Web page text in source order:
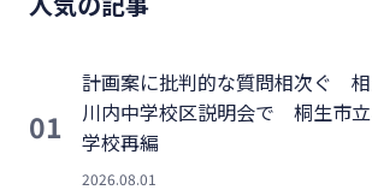
01
計画案に批判的な質問相次ぐ 相
川内中学校区説明会で 桐生市
学校再編
2026.08.01